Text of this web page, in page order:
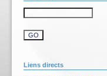
Liens directs